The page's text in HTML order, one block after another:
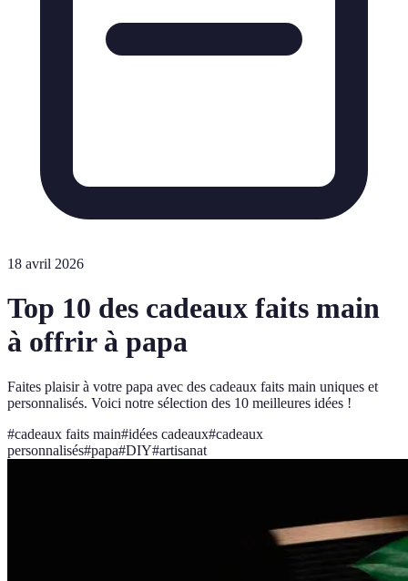
18 avril 2026
Top 10 des cadeaux faits main
à offrir à papa
Faites plaisir à votre papa avec des cadeaux faits main uniques et
personnalisés. Voici notre sélection des 10 meilleures idées !
#cadeaux faits main#idées cadeaux#cadeaux
personnalisés#papa#DIY#artisanat